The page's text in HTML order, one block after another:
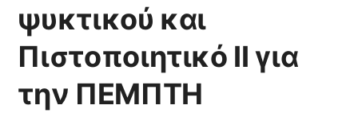
ψυκτικού και
Πιστοποιητικό ΙΙ για
την ΠΕΜΠΤΗ